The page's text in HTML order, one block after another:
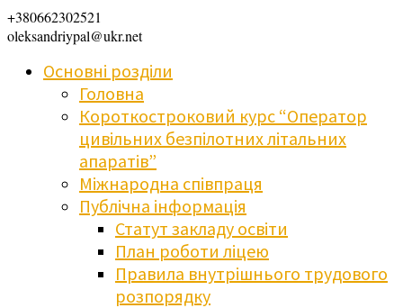
+380662302521
oleksandriypal@ukr.net
Основні розділи
Головна
Короткостроковий курс “Оператор
цивільних безпілотних літальних
апаратів”
Міжнародна співпраця
Публічна інформація
Статут закладу освіти
План роботи ліцею
Правила внутрішнього трудового
розпорядку